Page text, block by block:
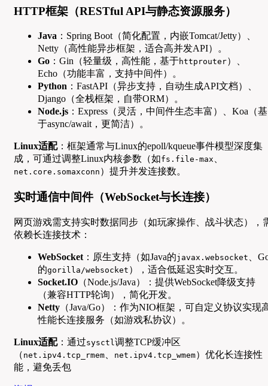
HTTP框架（RESTful API与静态资源服务）
Java ：Spring Boot（简化配置，内嵌Tomcat/Jetty）、
Netty（高性能异步框架，适合高并发API）。
Go ：Gin（轻量级，高性能，基于httprouter）、
Echo（功能丰富，支持中间件）。
Python ：FastAPI（异步支持，自动生成API文档）、
Django（全栈框架，自带ORM）。
Node.js ：Express（灵活，中间件生态丰富）、Koa（基
于async/await，更简洁）。
Linux适配：框架通常与Linux的epoll/kqueue事件模型深度集
成，可通过调整Linux内核参数（如fs.file-max
net.core.somaxconn ）提升并发连接数。
实时通信中间件（WebSocket与长连接）
网页游戏需支持实时数据同步（如玩家操作、战斗状态），
依赖长连接技术：
WebSocket ：原生支持（如Java的javax.websocket
、
的gorilla/websocket ），适合低延迟实时交互。
Socket.IO （Node.js/Java）：提供WebSocket降级支持
（兼容HTTP轮询），简化开发。
Netty （Java/Go）：作为NIO框架，可自定义协议实现
性能长连接服务（如游戏私协议）。
Linux适配：通过sysctl 调整TCP缓冲区
（ net.ipv4.tcp_rmem net.ipv4.tcp_wmem）优化长连接性
能，避免丢包